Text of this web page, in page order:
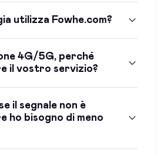
utilizza Fowhe.com?
4G/5G, perché
il vostro servizio?
il segnale non è
ho bisogno di meno